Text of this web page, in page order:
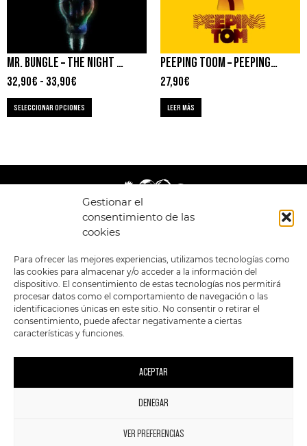
Gestionar el
consentimiento de las
cookies
Para ofrecer las mejores experiencias, utilizamos tecnologías como
las cookies para almacenar y/o acceder a la información del
dispositivo. El consentimiento de estas tecnologías nos permitirá
procesar datos como el comportamiento de navegación o las
identificaciones únicas en este sitio. No consentir o retirar el
consentimiento, puede afectar negativamente a ciertas
características y funciones.
ACEPTAR
DENEGAR
VER PREFERENCIAS
MR. BUNGLE – THE NIGHT THEY CAME HOME
32,90€ - 33,90€
SELECCIONAR OPCIONES
PEEPING TOOM – PEEPING TOOM
27,90€
LEER MÁS
LEGAL
POLÍTICA DE
PRIVACIDAD
TÉRMINOS Y
CONDICIONES
GENERALES DE LA
POLÍTICA DE COOKIES
ENLACES
TIENDA
ESTILOS
FORMATOS
PREVENTAS
OFERTAS
MERCHANDISING